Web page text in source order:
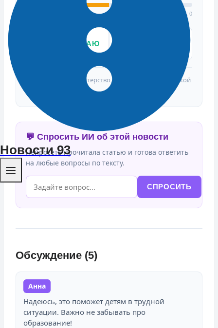
Новости 93
Подтвердили: 0 | Опровергли: 0
ПОДТВЕРЖДАЮ
Министерство просвещения Российской
💬 Спросить ИИ об этой новости
Нейросеть прочитала статью и готова ответить
на любые вопросы по тексту.
СПРОСИТЬ
Обсуждение (5)
Анна
Надеюсь, это поможет детям в трудной
ситуации. Важно не забывать про
образование!